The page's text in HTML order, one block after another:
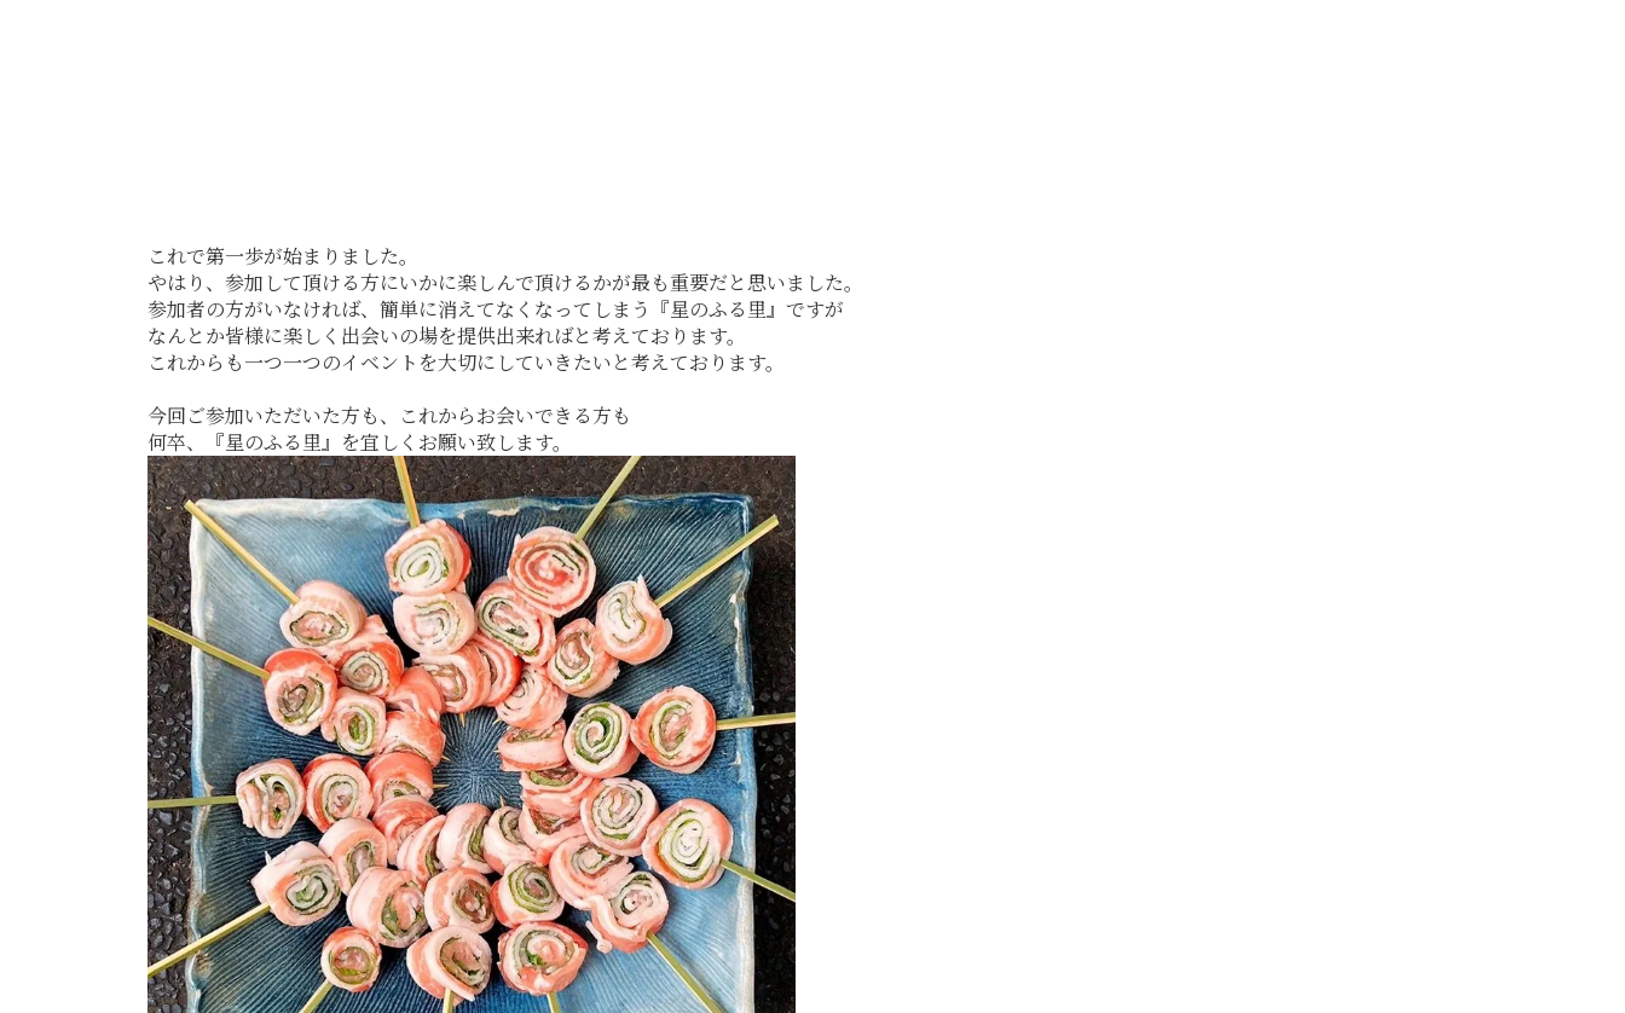
これで第一歩が始まりました。
やはり、参加して頂ける方にいかに楽しんで頂けるかが最も重要だと思いました。
参加者の方がいなければ、簡単に消えてなくなってしまう『星のふる里』ですが
なんとか皆様に楽しく出会いの場を提供出来ればと考えております。
これからも一つ一つのイベントを大切にしていきたいと考えております。
今回ご参加いただいた方も、これからお会いできる方も
何卒、『星のふる里』を宜しくお願い致します。